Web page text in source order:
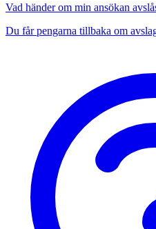
Vad händer om min ansökan
Du får pengarna tillbaka om